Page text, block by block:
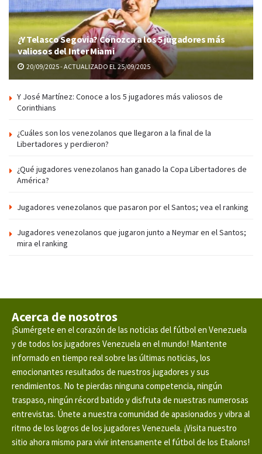
¿Y Telasco Segovia? Conozca a los 5 jugadores más
valiosos del Inter Miami
20/09/2025 - ACTUALIZADO EL 25/09/2025
Y José Martínez: Conoce a los 5 jugadores más valiosos de
Corinthians
¿Cuáles son los venezolanos que llegaron a la final de la
Libertadores y perdieron?
¿Qué jugadores venezolanos han ganado la Copa Libertadores de
América?
Jugadores venezolanos que pasaron por el Santos; vea el ranking
Jugadores venezolanos que jugaron junto a Neymar en el Santos;
mira el ranking
Acerca de nosotros
¡Sumérgete en el corazón de las noticias del fútbol en Venezuela
y de todos los jugadores Venezuela en el mundo! Mantente
informado en tiempo real sobre las últimas noticias, los
emocionantes resultados de nuestros jugadores y sus
rendimientos. No te pierdas ninguna competencia, ningún
traspaso, ningún récord batido y disfruta de nuestras numerosas
entrevistas. Únete a nuestra comunidad de apasionados y vibra al
ritmo de los logros de los jugadores Venezuela. ¡Visita nuestro
sitio ahora mismo para vivir intensamente el fútbol de los Etalons!